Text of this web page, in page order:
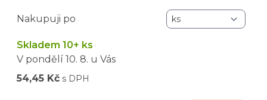
Nakupuji po
Skladem 10+ ks
V pondělí 10. 8. u Vás
54,45 Kč s DPH